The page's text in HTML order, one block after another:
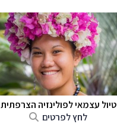
טיול עצמאי לפולינזיה הצרפתית
לחץ לפרטים